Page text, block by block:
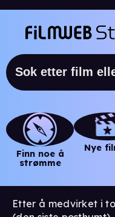
Finn noe å
strømme
Nye
Etter å medvirket i